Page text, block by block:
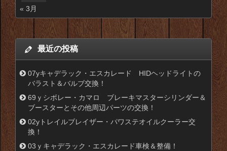
« 3月
最近の投稿
07yキャデラック・エスカレード HIDヘッドライトの
バラスト＆バルブ交換！
69ｙシボレー・カマロ ブレーキマスターシリンダー＆
ブースターとその他周辺パーツの交換！
02yトレイルブレイザー・パワステオイルクーラー交
換！
03ｙキャデラック・エスカレード車検＆整備！